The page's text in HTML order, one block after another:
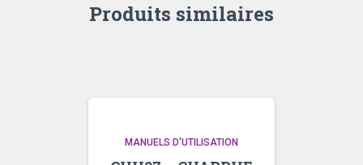
Produits similaires
MANUELS D'UTILISATION